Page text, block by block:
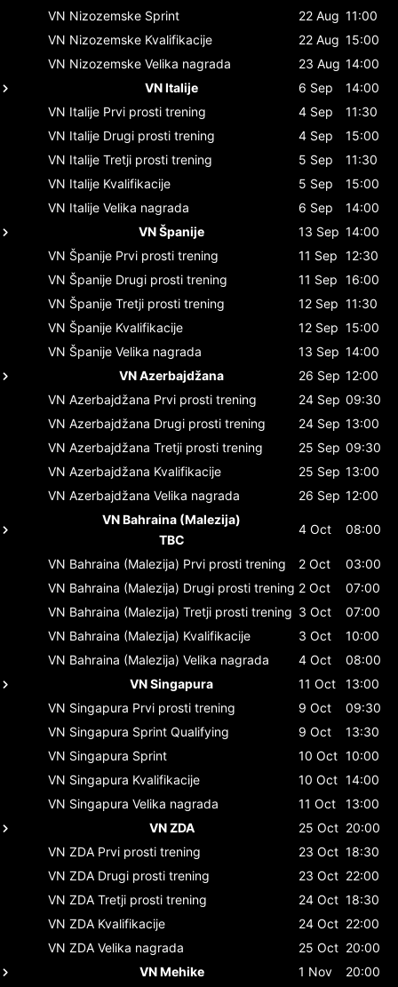
VN Nizozemske Sprint 22 Aug 11:00
VN Nizozemske Kvalifikacije 22 Aug 15:00
VN Nizozemske Velika nagrada 23 Aug 14:00
VN Italije
6 Sep
14:00
VN Italije Prvi prosti trening 4 Sep
11:30
VN Italije Drugi prosti trening 4 Sep
15:00
VN Italije Tretji prosti trening 5 Sep
11:30
VN Italije Kvalifikacije 5 Sep
15:00
VN Italije Velika nagrada 6 Sep
14:00
VN Španije
13 Sep 14:00
VN Španije Prvi prosti trening 11 Sep 12:30
VN Španije Drugi prosti trening 11 Sep 16:00
VN Španije Tretji prosti trening 12 Sep 11:30
VN Španije Kvalifikacije 12 Sep 15:00
VN Španije Velika nagrada 13 Sep 14:00
VN Azerbajdžana
26 Sep 12:00
VN Azerbajdžana Prvi prosti trening 24 Sep 09:30
VN Azerbajdžana Drugi prosti trening 24 Sep 13:00
VN Azerbajdžana Tretji prosti trening 25 Sep 09:30
VN Azerbajdžana Kvalifikacije 25 Sep 13:00
VN Azerbajdžana Velika nagrada 26 Sep 12:00
VN Bahraina (Malezija)
TBC
4 Oct 08:00
VN Bahraina (Malezija) Prvi prosti trening 2 Oct
03:00
VN Bahraina (Malezija) Drugi prosti trening 2 Oct
07:00
VN Bahraina (Malezija) Tretji prosti trening 3 Oct
07:00
VN Bahraina (Malezija) Kvalifikacije 3 Oct
10:00
VN Bahraina (Malezija) Velika nagrada 4 Oct
08:00
VN Singapura
11 Oct
13:00
VN Singapura Prvi prosti trening 9 Oct
09:30
VN Singapura Sprint Qualifying 9 Oct
13:30
VN Singapura Sprint 10 Oct 10:00
VN Singapura Kvalifikacije 10 Oct 14:00
VN Singapura Velika nagrada 11 Oct
13:00
VN ZDA
25 Oct 20:00
VN ZDA Prvi prosti trening 23 Oct 18:30
VN ZDA Drugi prosti trening 23 Oct 22:00
VN ZDA Tretji prosti trening 24 Oct 18:30
VN ZDA Kvalifikacije 24 Oct 22:00
VN ZDA Velika nagrada 25 Oct 20:00
VN Mehike
1 Nov 20:00